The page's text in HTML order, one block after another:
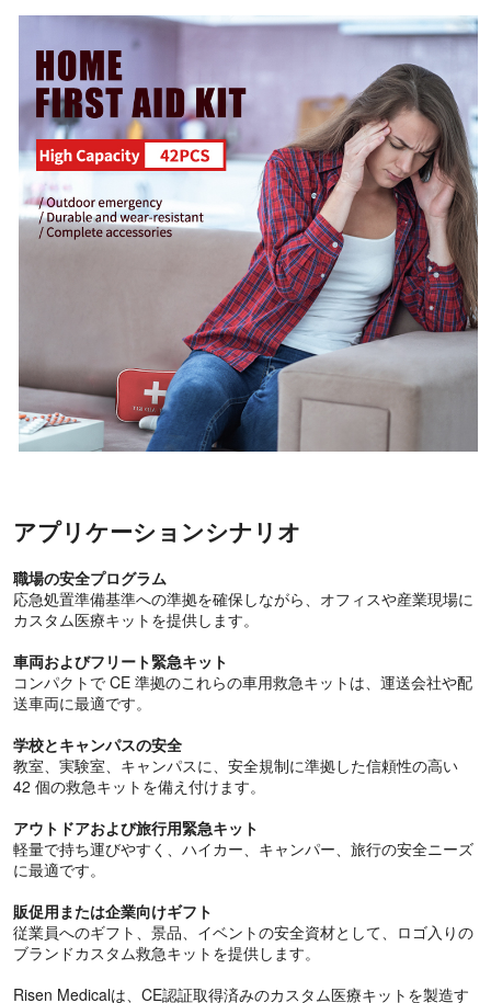
アプリケーションシナリオ
職場の安全プログラム
応急処置準備基準への準拠を確保しながら、オフィスや産業現場に
カスタム医療キットを提供します。
車両およびフリート緊急キット
コンパクトで CE 準拠のこれらの車用救急キットは、運送会社や配
送車両に最適です。
学校とキャンパスの安全
教室、実験室、キャンパスに、安全規制に準拠した信頼性の高い
42 個の救急キットを備え付けます。
アウトドアおよび旅行用緊急キット
軽量で持ち運びやすく、ハイカー、キャンパー、旅行の安全ニーズ
に最適です。
販促用または企業向けギフト
従業員へのギフト、景品、イベントの安全資材として、ロゴ入りの
ブランドカスタム救急キットを提供します。
Risen Medicalは、CE認証取得済みのカスタム医療キットを製造す